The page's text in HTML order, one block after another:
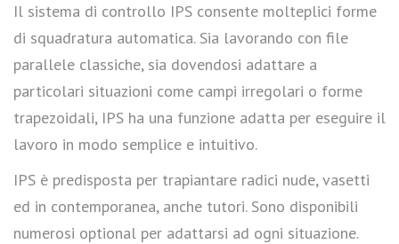
Il sistema di controllo IPS consente molteplici forme
di squadratura automatica. Sia lavorando con file
parallele classiche, sia dovendosi adattare a
particolari situazioni come campi irregolari o forme
trapezoidali, IPS ha una funzione adatta per eseguire il
lavoro in modo semplice e intuitivo.
IPS è predisposta per trapiantare radici nude, vasetti
ed in contemporanea, anche tutori. Sono disponibili
numerosi optional per adattarsi ad ogni situazione.